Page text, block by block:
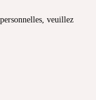
veuillez